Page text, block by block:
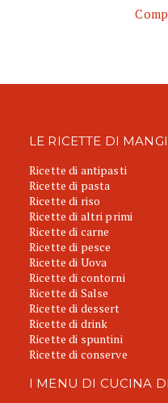
LE RICETTE DI
Ricette di antipasti
Ricette di pasta
Ricette di riso
Ricette di altri primi
Ricette di carne
Ricette di pesce
Ricette di Uova
Ricette di contorni
Ricette di Salse
Ricette di dessert
Ricette di drink
Ricette di spuntini
Ricette di conserve
I MENU DI CUCINA